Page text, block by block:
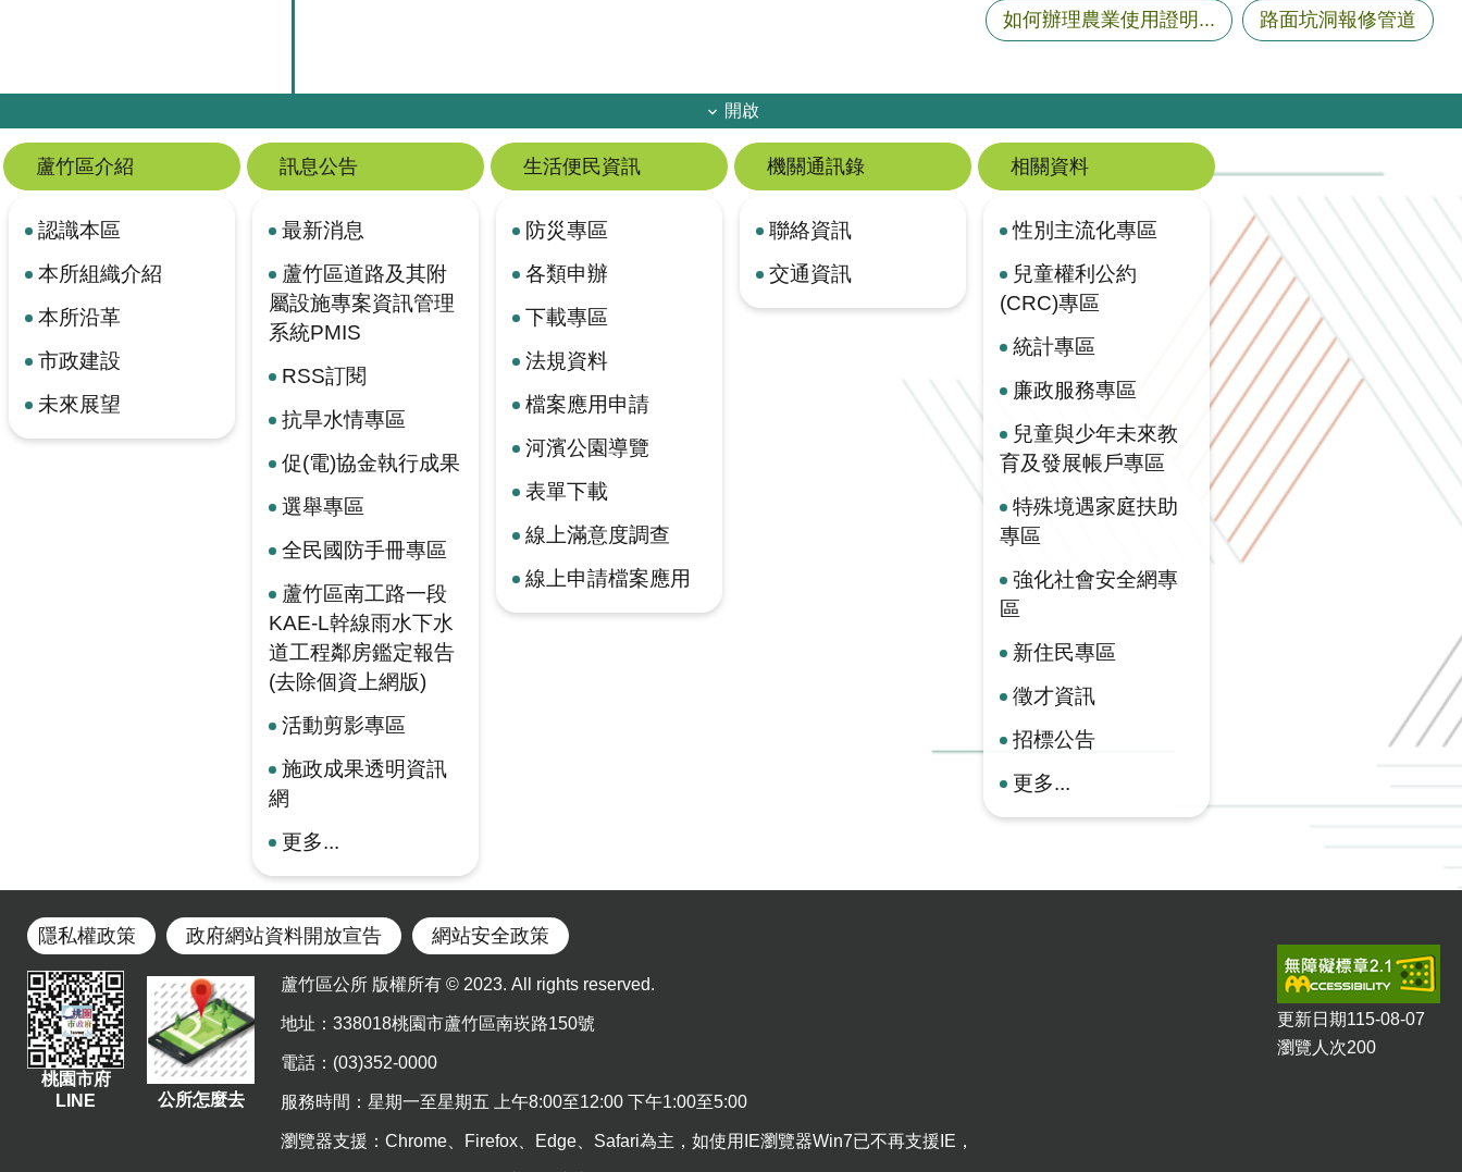
如何辦理農業使用證明... 路面坑洞報修管道
開啟
蘆竹區介紹
認識本區
本所組織介紹
本所沿革
市政建設
未來展望
訊息公告
最新消息
蘆竹區道路及其附
屬設施專案資訊管理
系統PMIS
RSS訂閱
抗旱水情專區
促(電)協金執行成果
選舉專區
全民國防手冊專區
蘆竹區南工路一段
KAE-L幹線雨水下水
道工程鄰房鑑定報告
(去除個資上網版)
活動剪影專區
施政成果透明資訊
網
更多...
生活便民資訊
防災專區
各類申辦
下載專區
法規資料
檔案應用申請
河濱公園導覽
表單下載
線上滿意度調查
線上申請檔案應用
機關通訊錄
聯絡資訊
交通資訊
相關資料
性別主流化專區
兒童權利公約
(CRC)專區
統計專區
廉政服務專區
兒童與少年未來教
育及發展帳戶專區
特殊境遇家庭扶助
專區
強化社會安全網專
區
新住民專區
徵才資訊
招標公告
更多...
隱私權政策 政府網站資料開放宣告 網站安全政策
桃園市府
LINE
公所怎麼去
蘆竹區公所 版權所有 © 2023. All rights reserved.
地址 ：338018桃園市蘆竹區南崁路150號
電話：(03)352-0000
服務時間：星期一至星期五 上午8:00至12:00 下午1:00至5:00
瀏覽器支援：Chrome、Firefox、Edge、Safari為主，如使用IE瀏覽器Win7已不再支援IE，
更新日期115-08-07
瀏覽人次200